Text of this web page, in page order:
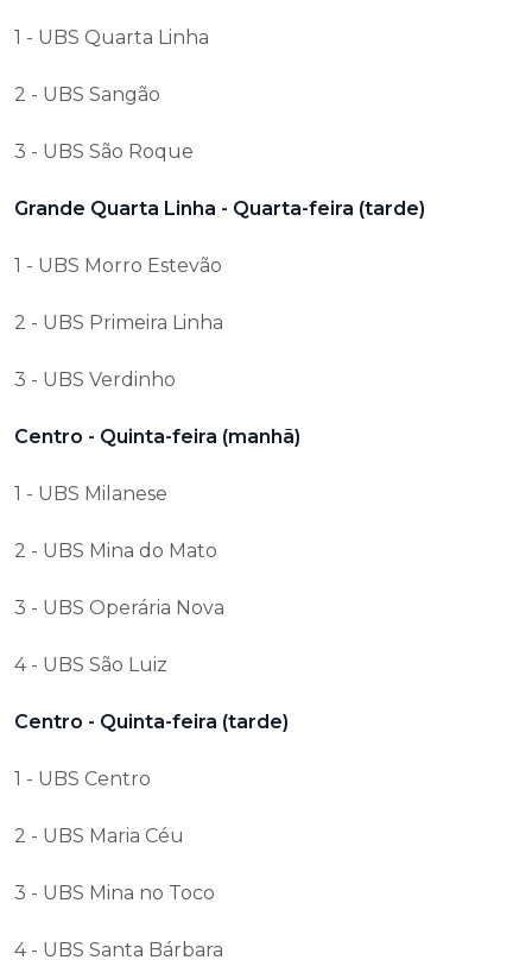
1 - UBS Quarta Linha
2 - UBS Sangão
3 - UBS São Roque
Grande Quarta Linha - Quarta-feira (tarde)
1 - UBS Morro Estevão
2 - UBS Primeira Linha
3 - UBS Verdinho
Centro - Quinta-feira (manhã)
1 - UBS Milanese
2 - UBS Mina do Mato
3 - UBS Operária Nova
4 - UBS São Luiz
Centro - Quinta-feira (tarde)
1 - UBS Centro
2 - UBS Maria Céu
3 - UBS Mina no Toco
4 - UBS Santa Bárbara